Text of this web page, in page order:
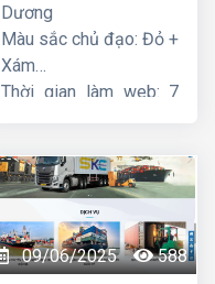
Dương
Màu sắc chủ đạo: Đỏ +
Xám
Thời gian làm web: 7
09/06/2025 588